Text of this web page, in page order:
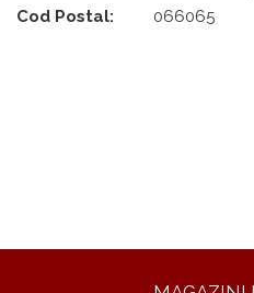
Cod Postal:
066065